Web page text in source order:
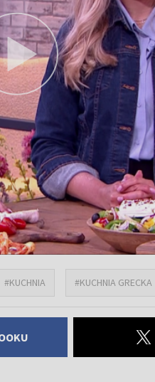
#KUCHNIA #KUCHNIA GRECKA